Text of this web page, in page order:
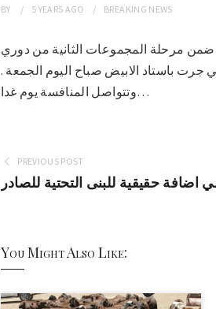
BY 5 YEARS AGO BREAKING NEWS
ضمن مرحلة المجموعات الثانية من دوري
في المباراة التي جرت باستاد الابيض صباح اليوم الجمعة .
وتتواصل المنافسة يوم غدا…
PREVIOUS POST
حقيقية للبنى التحتية للصادر
You Might Also Like: